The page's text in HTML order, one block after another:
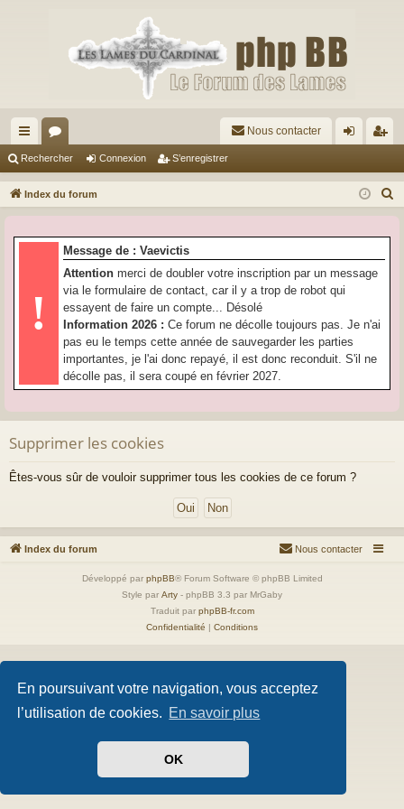
En poursuivant votre navigation, vous acceptez
l’utilisation de cookies. En savoir plus
OK
cc
ès
pi
or
u
s
Nous contacter
ne
on
nr
ist
Rechercher Connexion S’enregistrer
Index du forum
!
Message de : Vaevictis
Attention merci de doubler votre inscription par un message
via le formulaire de contact, car il y a trop de robot qui
essayent de faire un compte... Désolé
Information 2026 : Ce forum ne décolle toujours pas. Je n'ai
pas eu le temps cette année de sauvegarder les parties
importantes, je l'ai donc repayé, il est donc reconduit. S'il ne
décolle pas, il sera coupé en février 2027.
Supprimer les cookies
Êtes-vous sûr de vouloir supprimer tous les cookies de ce forum ?
Index du forum Nous contacter
Développé par phpBB® Forum Software © phpBB Limited
Style par Arty - phpBB 3.3 par MrGaby
Traduit par phpBB-fr.com
Confidentialité | Conditions